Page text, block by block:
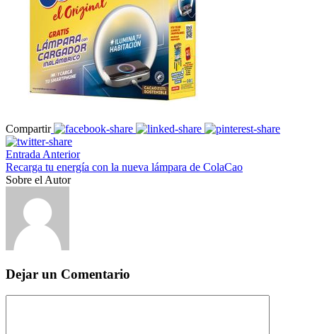
Compartir
Entrada Anterior
Recarga tu energía con la nueva lámpara de ColaCao
Sobre el Autor
Dejar un Comentario